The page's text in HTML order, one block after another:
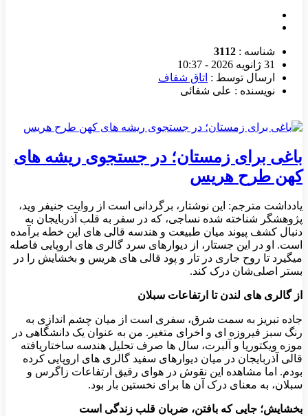
شناسه : 3112
31 ژانویه 2026 - 10:37
ارسال توسط : اتاق شفاف
نویسنده : علی شفائی
باغی برای زمستان؛ در جستجوی ریشه های
کهن طرح هریس
یادداشت مترجم: این نوشتار، برگردانی است از روایت جنیفر وید،
پژوهشگر شناخته شده نساجی، که در سفر به قلب آذربایجان به
دنبال کشف پیوند میان طبیعت و هندسه قالی های این خطه برآمده
است. او در این جستار، از دیوارهای سرد گالری های اروپایی فاصله
میگیرد تا روح جاری در تار و پود قالی های هریس و بخشایش را در
بستر اصلی‌شان درک کند.
​از گالری های لندن تا ارتفاعات سبلان
​جاده تبریز به سمت شرق، سفری است از میان چشم اندازی به
رنگ سبز فیروزه ای و اخرای متغیر. من به عنوان یک دانشگاهی در
موزه ویکتوریا و آلبرت، سال ها صرف تحلیل هندسه ساختاریافته
قالی آذربایجان در میان دیوارهای سفید گالری های اروپایی کرده
بودم. اما مشاهده این نقوش در هوای رقیق ارتفاعات زاگرس و
سبلان، به معنای درک آن ها برای نخستین بار بود.
بخشایش؛ جایی که بافتن، ضربان قلب زندگی است